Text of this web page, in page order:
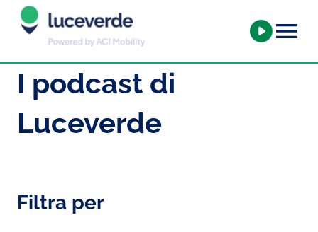
I podcast di
Luceverde
Filtra per